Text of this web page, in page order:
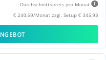
Durchschnittspreis pro Monat
€ 240,59/Monat zzgl. Setup € 345,93